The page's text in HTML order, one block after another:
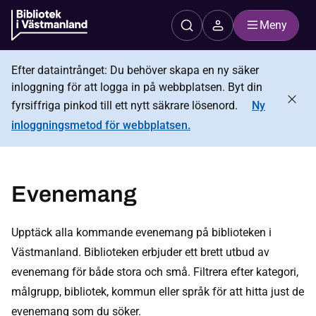
Meny
Efter dataintrånget: Du behöver skapa en ny säker
inloggning för att logga in på webbplatsen. Byt din
fyrsiffriga pinkod till ett nytt säkrare lösenord.
Ny
inloggningsmetod för webbplatsen.
Evenemang
Upptäck alla kommande evenemang på biblioteken i
Västmanland. Biblioteken erbjuder ett brett utbud av
evenemang för både stora och små. Filtrera efter kategori,
målgrupp, bibliotek, kommun eller språk för att hitta just de
evenemang som du söker.